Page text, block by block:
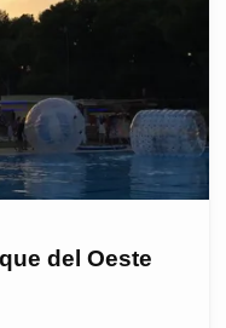
del Oeste